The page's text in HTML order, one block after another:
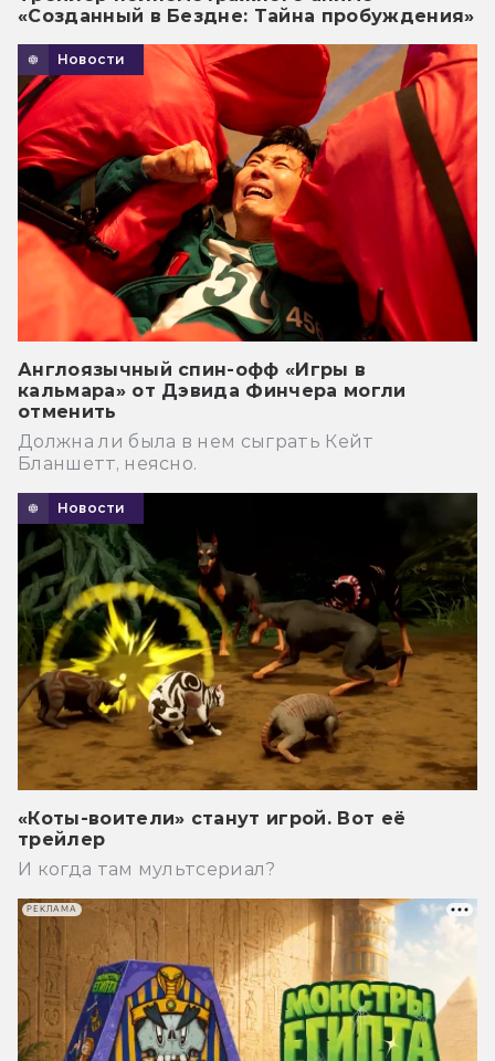
«Созданный в Бездне: Тайна пробуждения»
Новости
Англоязычный спин-офф «Игры в
кальмара» от Дэвида Финчера могли
отменить
Должна ли была в нем сыграть Кейт
Бланшетт, неясно.
Новости
«Коты-воители» станут игрой. Вот её
трейлер
И когда там мультсериал?
РЕКЛАМА